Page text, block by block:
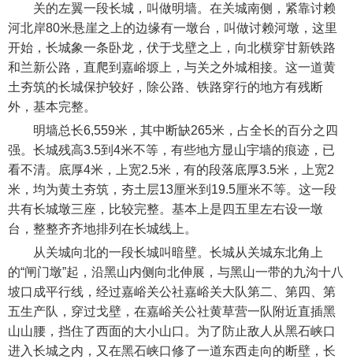
关的左翼一段长城，叫做明墙。在关城南侧，紧靠讨赖
河北岸80米悬崖之上的边缘有一墩台，叫做讨赖河墩，这里
开始，长城象一条卧龙，伏于戈壁之上，向北横穿甘新铁路
和兰新公路，直爬到嘉峪塬上，与关之外城相接。这一道黄
土夯筑的长城保护较好，除公路、铁路穿行的地方有残断
外，基本完整。
明墙总长6,559米，其中断缺265米，占全长的百分之四
强。长城残高3.5到4米不等，有些地方显山宇墙的痕迹，已
看不清。底厚4米，上宽2.5米，有的段落底厚3.5米，上宽2
米，均为黄土夯筑，夯土层13厘米到19.5厘米不等。这一段
共有长城墩三座，比较完整。基本上是四五里左右设一墩
台，整整齐齐地排列在长城线上。
从关城向北的一段长城叫暗壁。长城从关城东北角上
的“闸门墩”起，沿黑山内侧向北伸展，与黑山一带的九沟十八
坡口成平行线，经过嘉峪关公社嘉峪关大队第二、第四、第
五生产队，穿过戈壁，在嘉峪关公社黄草营一队附近直插黑
山山腰，挡住了西面的大小山口。为了防止敌人从黑石峡口
进入长城之内，又在黑石峡口修了一道东西走向的断壁，长